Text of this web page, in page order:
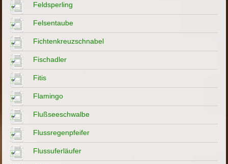
Feldsperling
Felsentaube
Fichtenkreuzschnabel
Fischadler
Fitis
Flamingo
Flußseeschwalbe
Flussregenpfeifer
Flussuferläufer